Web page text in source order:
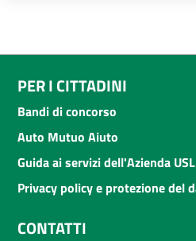
PER I CITTADINI
Bandi di concorso
Auto Mutuo Aiuto
Guida ai servizi dell'Azienda
Privacy policy e protezione del
CONTATTI